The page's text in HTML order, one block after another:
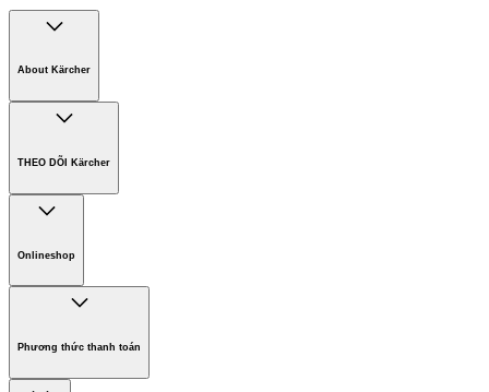
About Kärcher
Công ty Karcher
Tuyển dụng
Phát triển bền vững
Chính sách bảo hành các sản phẩm
THEO DÕI Kärcher
Onlineshop
Phương thức thanh toán
Phương thức thanh toán